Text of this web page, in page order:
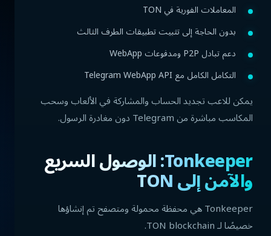
المعاملات الفورية في TON
بدون الحاجة إلى تثبيت تطبيقات الطرف الثالث
دعم تبادل P2P ومدفوعات WebApp
التكامل الكامل مع Telegram WebApp API
يمكن للاعب تجديد الحساب والمشاركة في الألعاب وسحب
المكاسب مباشرة من Telegram دون مغادرة الرسول.
Tonkeeper: الوصول السريع
والآمن إلى TON
Tonkeeper هي محفظة محمولة ومتصفح تم إنشاؤها
خصيصًا لـ TON blockchain.